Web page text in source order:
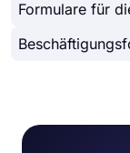
Zugriff auf Ihr
können Sie
Formulare für